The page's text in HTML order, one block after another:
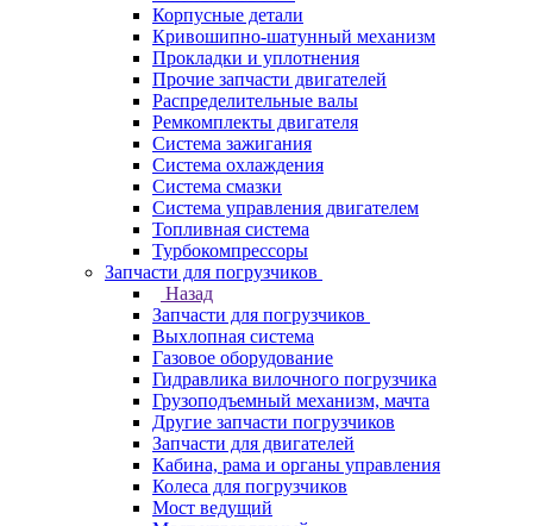
Корпусные детали
Кривошипно-шатунный механизм
Прокладки и уплотнения
Прочие запчасти двигателей
Распределительные валы
Ремкомплекты двигателя
Система зажигания
Система охлаждения
Система смазки
Система управления двигателем
Топливная система
Турбокомпрессоры
Запчасти для погрузчиков
Назад
Запчасти для погрузчиков
Выхлопная система
Газовое оборудование
Гидравлика вилочного погрузчика
Грузоподъемный механизм, мачта
Другие запчасти погрузчиков
Запчасти для двигателей
Кабина, рама и органы управления
Колеса для погрузчиков
Мост ведущий